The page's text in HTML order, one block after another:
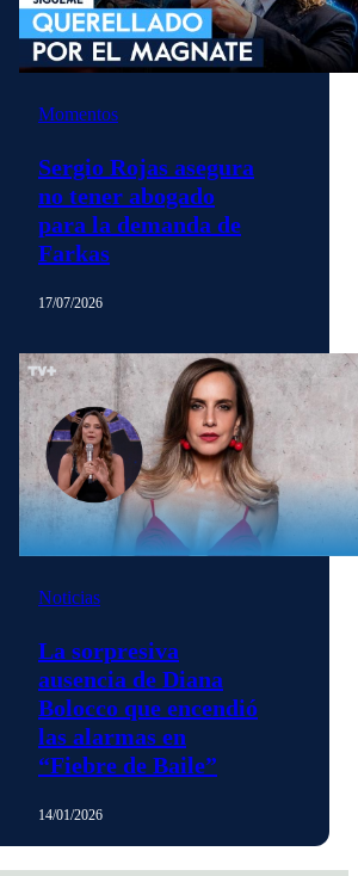
Momentos
Sergio Rojas asegura
no tener abogado
para la demanda de
Farkas
17/07/2026
Noticias
La sorpresiva
ausencia de Diana
Bolocco que encendió
las alarmas en
“Fiebre de Baile”
14/01/2026